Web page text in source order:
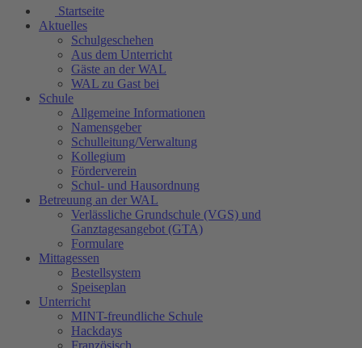
Startseite
Aktuelles
Schulgeschehen
Aus dem Unterricht
Gäste an der WAL
WAL zu Gast bei
Schule
Allgemeine Informationen
Namensgeber
Schulleitung/Verwaltung
Kollegium
Förderverein
Schul- und Hausordnung
Betreuung an der WAL
Verlässliche Grundschule (VGS) und
Ganztagesangebot (GTA)
Formulare
Mittagessen
Bestellsystem
Speiseplan
Unterricht
MINT-freundliche Schule
Hackdays
Französisch